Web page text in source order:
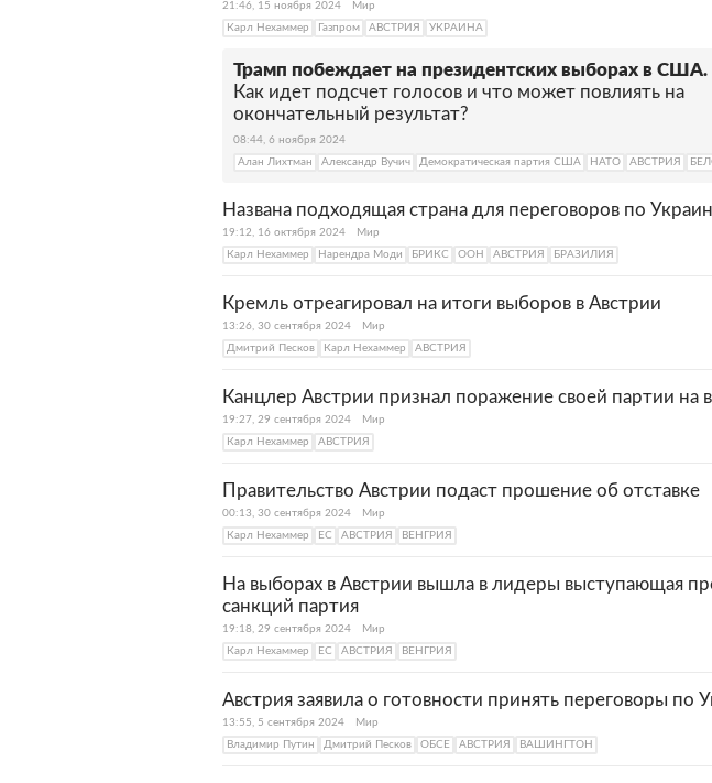
21:46, 15 ноября 2024
Мир
Карл Нехаммер
Газпром АВСТРИЯ УКРАИНА
Трамп побеждает на президентских выборах в США.
Как идет подсчет голосов и что может повлиять на
окончательный результат?
08:44, 6 ноября 2024
Алан Лихтман
Александр Вучич Демократическая партия США НАТО АВСТРИЯ
Названа подходящая страна для переговоров по
19:12, 16 октября 2024
Мир
Карл Нехаммер
Нарендра Моди БРИКС ООН АВСТРИЯ БРАЗИЛИЯ
Кремль отреагировал на итоги выборов в Австрии
13:26, 30 сентября 2024
Мир
Дмитрий Песков
Карл Нехаммер АВСТРИЯ
Канцлер Австрии признал поражение своей партии на
19:27, 29 сентября 2024
Мир
Карл Нехаммер
АВСТРИЯ
Правительство Австрии подаст прошение об отставке
00:13, 30 сентября 2024
Мир
Карл Нехаммер
ЕС АВСТРИЯ ВЕНГРИЯ
На выборах в Австрии вышла в лидеры выступающая
санкций партия
19:18, 29 сентября 2024
Мир
Карл Нехаммер
ЕС АВСТРИЯ ВЕНГРИЯ
Австрия заявила о готовности принять переговоры по
13:55, 5 сентября 2024
Мир
Владимир Путин
Дмитрий Песков ОБСЕ АВСТРИЯ ВАШИНГТОН